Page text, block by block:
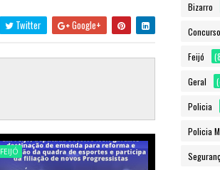
Twitter Google+
FEIJÓ
Bizarro
Feijó
Geral
Policia
Policia